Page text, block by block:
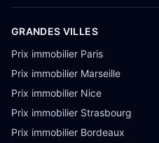
GRANDES VILLES
Prix immobilier Paris
Prix immobilier Marseille
Prix immobilier Nice
Prix immobilier Strasbourg
Prix immobilier Bordeaux